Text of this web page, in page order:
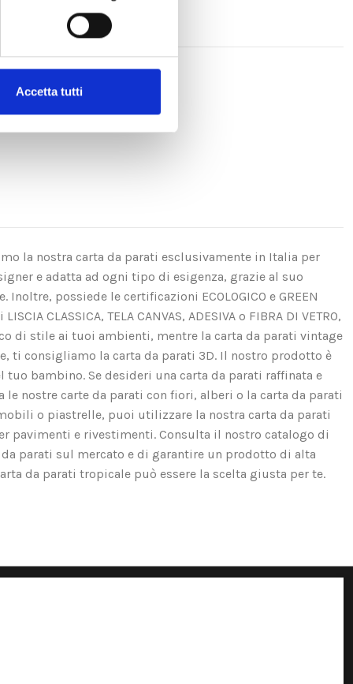
Accetta tutti
la nostra carta da parati esclusivamente in Italia per
e adatta ad ogni tipo di esigenza, grazie al suo
possiede le certificazioni ECOLOGICO e GREEN
CLASSICA, TELA CANVAS, ADESIVA o FIBRA DI VETRO,
di stile ai tuoi ambienti, mentre la carta da parati vintage
ti consigliamo la carta da parati 3D. Il nostro prodotto è
bambino. Se desideri una carta da parati raffinata e
nostre carte da parati con fiori, alberi o la carta da parati
o piastrelle, puoi utilizzare la nostra carta da parati
pavimenti e rivestimenti. Consulta il nostro catalogo di
parati sul mercato e di garantire un prodotto di alta
da parati tropicale può essere la scelta giusta per te.